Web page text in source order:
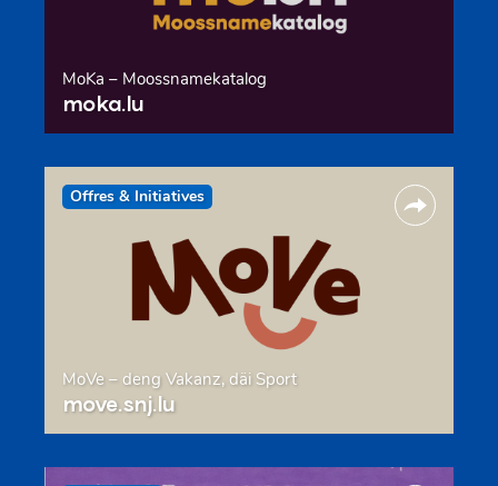
MoKa – Moossnamekatalog
moka.lu
Offres & Initiatives
MoVe – deng Vakanz, däi Sport
move.snj.lu